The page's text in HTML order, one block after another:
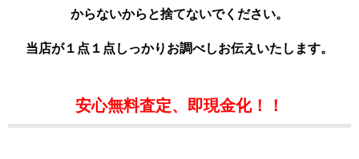
からないからと捨てないでください。
当店が１点１点しっかりお調べしお伝えいたします。
安心無料査定、即現金化！！